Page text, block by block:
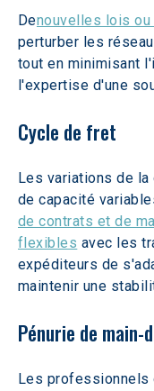
Denouvelles lois ou
perturber les
tout en minimisant
l'expertise d'une
Cycle de fret
Les variations de
de capacité
de contrats et de
flexibles avec les
expéditeurs de
maintenir une
Pénurie de main-
Les